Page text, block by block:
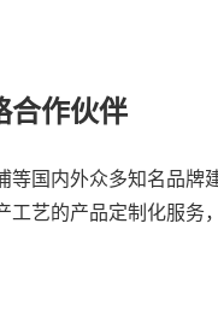
合作伙伴
等国内外众多知名品牌
工艺的产品定制化服务